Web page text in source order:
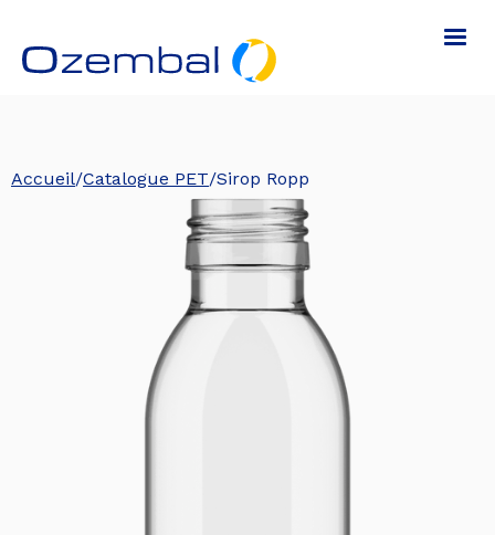
Accueil/Catalogue PET/Sirop Ropp